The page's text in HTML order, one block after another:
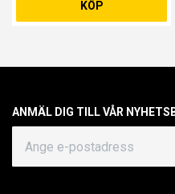
KÖP
ANMÄL DIG TILL VÅR